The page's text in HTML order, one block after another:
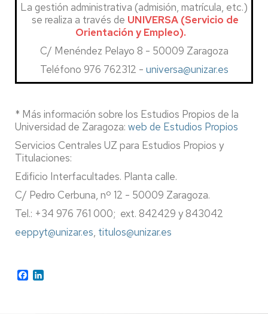
La gestión administrativa (admisión, matrícula, etc.)
se realiza a través de UNIVERSA (Servicio de
Orientación y Empleo).
C/ Menéndez Pelayo 8 - 50009 Zaragoza
Teléfono 976 762312 - universa@unizar.es
* Más información sobre los Estudios Propios de la
Universidad de Zaragoza: web de Estudios Propios
Servicios Centrales UZ para Estudios Propios y
Titulaciones:
Edificio Interfacultades. Planta calle.
C/ Pedro Cerbuna, nº 12 - 50009 Zaragoza.
Tel.: +34 976 761 000; ext. 842429 y 843042
eeppyt@unizar.es, titulos@unizar.es
Facebook